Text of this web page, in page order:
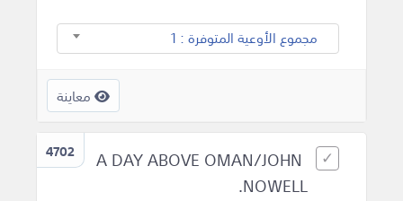
مجموع الأوعية المتوفرة : 1
معاينة
4702
A DAY ABOVE OMAN/JOHN
NOWELL.